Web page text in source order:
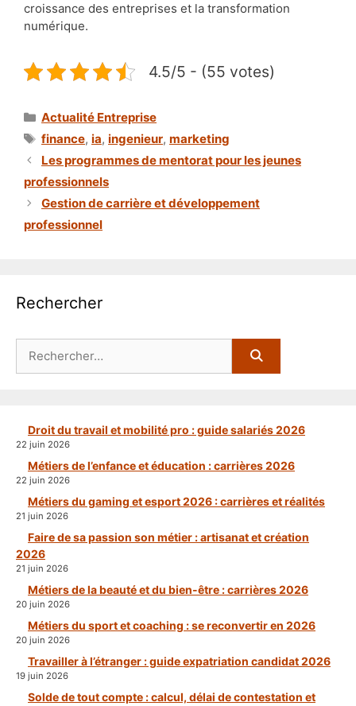
croissance des entreprises et la transformation
numérique.
4.5/5 - (55 votes)
Catégories
Actualité Entreprise
Étiquettes
finance, ia, ingenieur, marketing
Les programmes de mentorat pour les jeunes
professionnels
Gestion de carrière et développement
professionnel
Rechercher
Droit du travail et mobilité pro : guide salariés 2026
22 juin 2026
Métiers de l’enfance et éducation : carrières 2026
22 juin 2026
Métiers du gaming et esport 2026 : carrières et réalités
21 juin 2026
Faire de sa passion son métier : artisanat et création
2026
21 juin 2026
Métiers de la beauté et du bien-être : carrières 2026
20 juin 2026
Métiers du sport et coaching : se reconvertir en 2026
20 juin 2026
Travailler à l’étranger : guide expatriation candidat 2026
19 juin 2026
Solde de tout compte : calcul, délai de contestation et